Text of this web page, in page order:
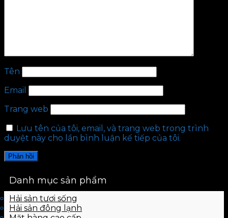
Tên
Email
Trang web
Lưu tên của tôi, email, và trang web trong trình
duyệt này cho lần bình luận kế tiếp của tôi.
Danh mục sản phẩm
Hải sản tươi sống
Hải sản đông lạnh